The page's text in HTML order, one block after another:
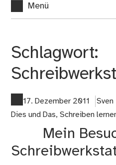
Menü
Schlagwort:
17. Dezember 2011
Sven
Dies und Das,Schreiben
Mein